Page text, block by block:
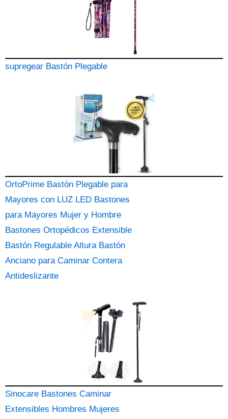
supregear Bastón Plegable
OrtoPrime Bastón Plegable para
Mayores con LUZ LED Bastones
para Mayores Mujer y Hombre
Bastones Ortopédicos Extensible
Bastón Regulable Altura Bastón
Anciano para Caminar Contera
Antideslizante
Sinocare Bastones Caminar
Extensibles Hombres Mujeres